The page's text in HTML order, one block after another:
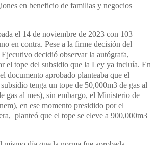
en beneficio de familias y negocios
el 14 de noviembre de 2023 con 103
en contra. Pese a la firme decisión del
decidió observar la autógrafa,
el tope del subsidio que la Ley ya incluía. En
documento aprobado planteaba que el
tenga un tope de 50,000m3 de gas al
gas al mes), sin embargo, el Ministerio de
en ese momento presidido por el
planteó que el tope se eleve a 900,000m3